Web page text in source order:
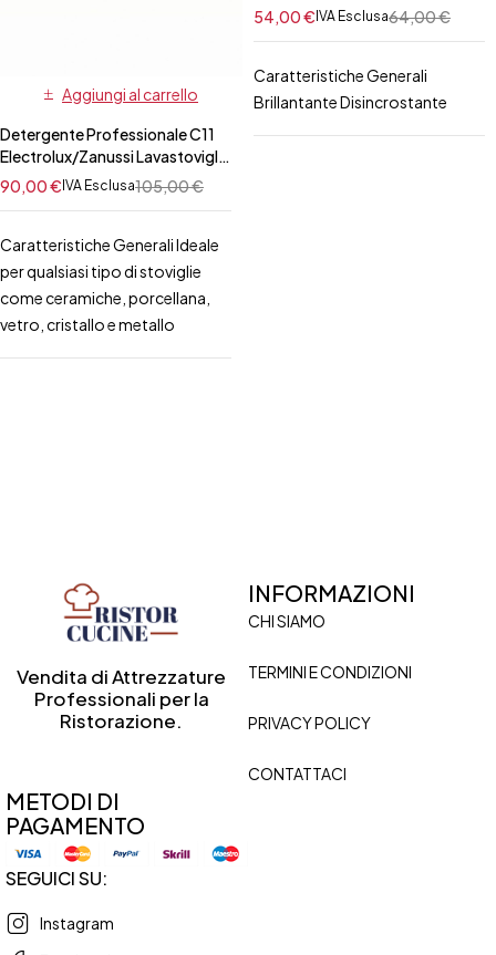
Aggiungi al carrello
Detergente Professionale C11
Electrolux/Zanussi Lavastoviglie
10 Lt
105,00€
90,00€ IVA Esclusa
Caratteristiche Generali Ideale
per qualsiasi tipo di stoviglie
come ceramiche, porcellana,
vetro, cristallo e metallo
Professionale
Electrolux/Zanussi per Forno 50
64,00€
54,00€ IVA Esclusa
Caratteristiche Generali
Brillantante Disincrostante
Vendita di Attrezzature
Professionali per la
Ristorazione.
INFORMAZIONI
CHI SIAMO
TERMINI E CONDIZIONI
PRIVACY POLICY
CONTATTACI
METODI DI
PAGAMENTO
SEGUICI SU:
Instagram